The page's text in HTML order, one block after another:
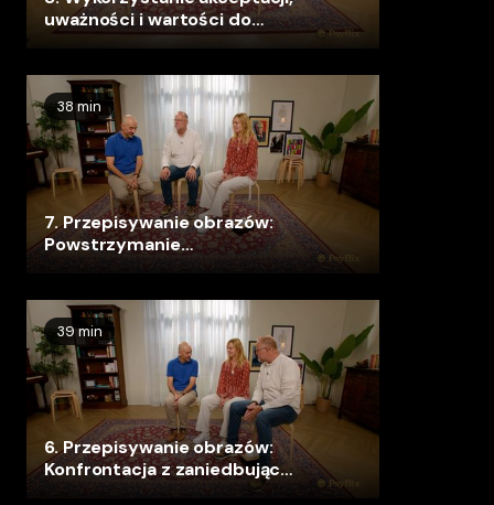
uważności i wartości do
odkrycia radości i zabawy
38 min
7. Przepisywanie obrazów:
Powstrzymanie
prześladowców małego
bezpieczeństwa
39 min
6. Przepisywanie obrazów:
Konfrontacja z zaniedbującą
matką małej Marion i